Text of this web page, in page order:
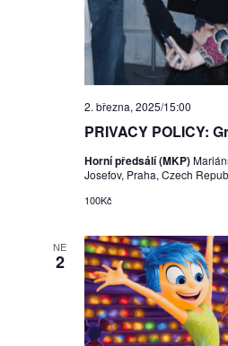
PRIVACY POLICY:
2. března, 2025/15:00
Horní předsálí (MKP)
Josefov, Praha, Czech
100Kč
NE
2